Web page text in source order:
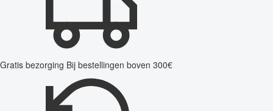
Gratis bezorging Bij bestellingen boven 300€